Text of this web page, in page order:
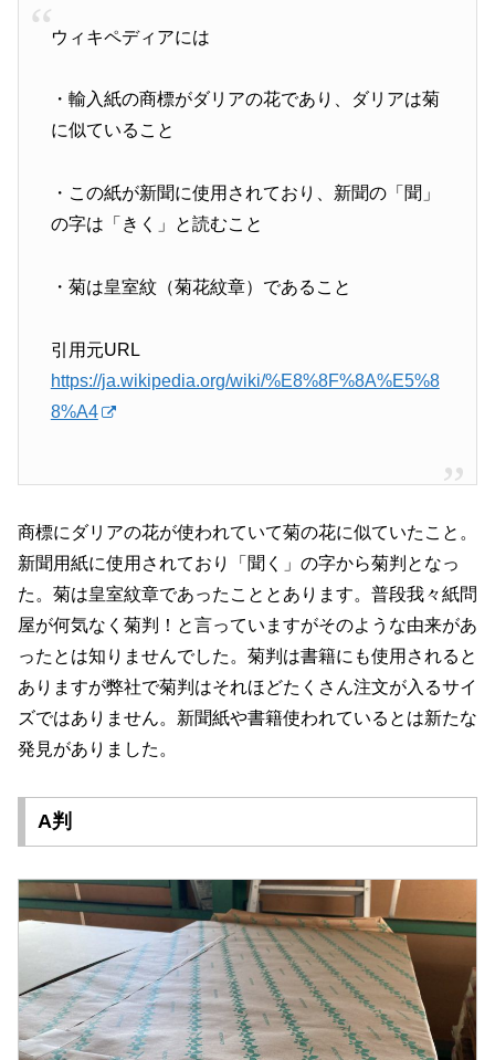
ウィキペディアには
・輸入紙の商標がダリアの花であり、ダリアは菊
に似ていること
・この紙が新聞に使用されており、新聞の「聞」
の字は「きく」と読むこと
・菊は皇室紋（菊花紋章）であること
引用元URL
https://ja.wikipedia.org/wiki/%E8%8F%8A%E5%8
8%A4
商標にダリアの花が使われていて菊の花に似ていたこと。
新聞用紙に使用されており「聞く」の字から菊判となっ
た。菊は皇室紋章であったこととあります。普段我々紙問
屋が何気なく菊判！と言っていますがそのような由来があ
ったとは知りませんでした。菊判は書籍にも使用されると
ありますが弊社で菊判はそれほどたくさん注文が入るサイ
ズではありません。新聞紙や書籍使われているとは新たな
発見がありました。
A判